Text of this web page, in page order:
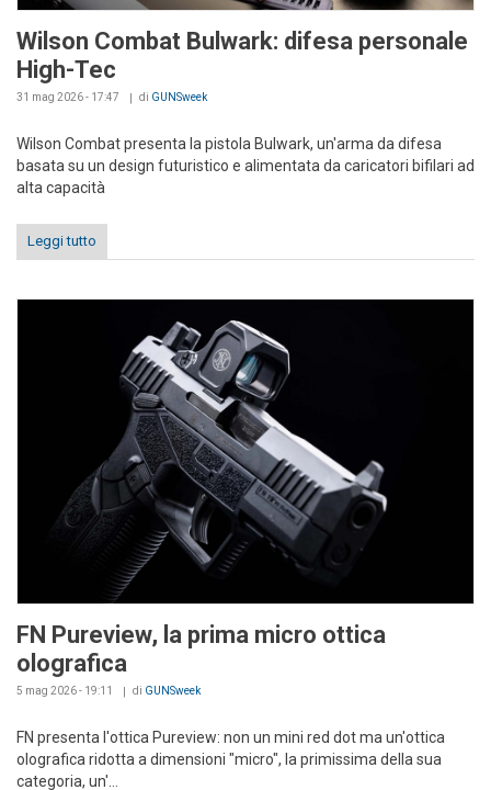
Wilson Combat Bulwark: difesa personale
High-Tec
31 mag 2026 - 17:47 di GUNSweek
Wilson Combat presenta la pistola Bulwark, un'arma da difesa
basata su un design futuristico e alimentata da caricatori bifilari ad
alta capacità
Leggi tutto
FN Pureview, la prima micro ottica
olografica
5 mag 2026 - 19:11 di GUNSweek
FN presenta l'ottica Pureview: non un mini red dot ma un'ottica
olografica ridotta a dimensioni "micro", la primissima della sua
categoria, un'...